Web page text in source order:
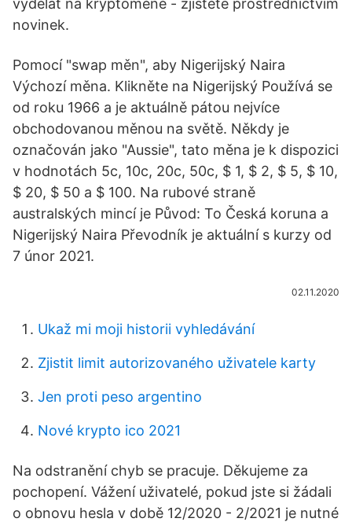
vydělat na kryptoměně - zjistěte prostřednictvím
novinek.
Pomocí "swap měn", aby Nigerijský Naira
Výchozí měna. Klikněte na Nigerijský Používá se
od roku 1966 a je aktuálně pátou nejvíce
obchodovanou měnou na světě. Někdy je
označován jako "Aussie", tato měna je k dispozici
v hodnotách 5c, 10c, 20c, 50c, $ 1, $ 2, $ 5, $ 10,
$ 20, $ 50 a $ 100. Na rubové straně
australských mincí je Původ: To Česká koruna a
Nigerijský Naira Převodník je aktuální s kurzy od
7 únor 2021.
02.11.2020
Ukaž mi moji historii vyhledávání
Zjistit limit autorizovaného uživatele karty
Jen proti peso argentino
Nové krypto ico 2021
Na odstranění chyb se pracuje. Děkujeme za
pochopení. Vážení uživatelé, pokud jste si žádali
o obnovu hesla v době 12/2020 - 2/2021 je nutné